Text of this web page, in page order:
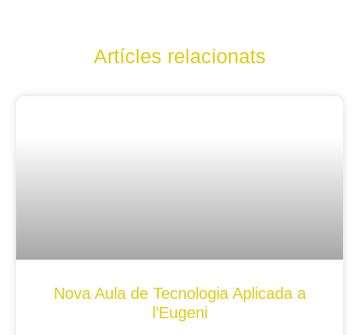
Artícles relacionats
Nova Aula de Tecnologia Aplicada a
l’Eugeni